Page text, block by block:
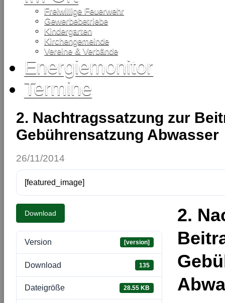
Freiwillige Feuerwehr
Gewerbebetriebe
Kindergarten
Kirchengemeinde
Vereine & Verbände
Energiemonitor
Termine
2. Nachtragssatzung zur
Gebührensatzung Abwasser
26/11/2014
[featured_image]
Download
Version [version]
Download 135
Dateigröße 28.55 KB
2.